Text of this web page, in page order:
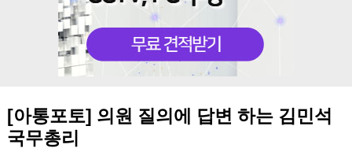
[아통포토] 의원 질의에 답변 하는 김민석
국무총리